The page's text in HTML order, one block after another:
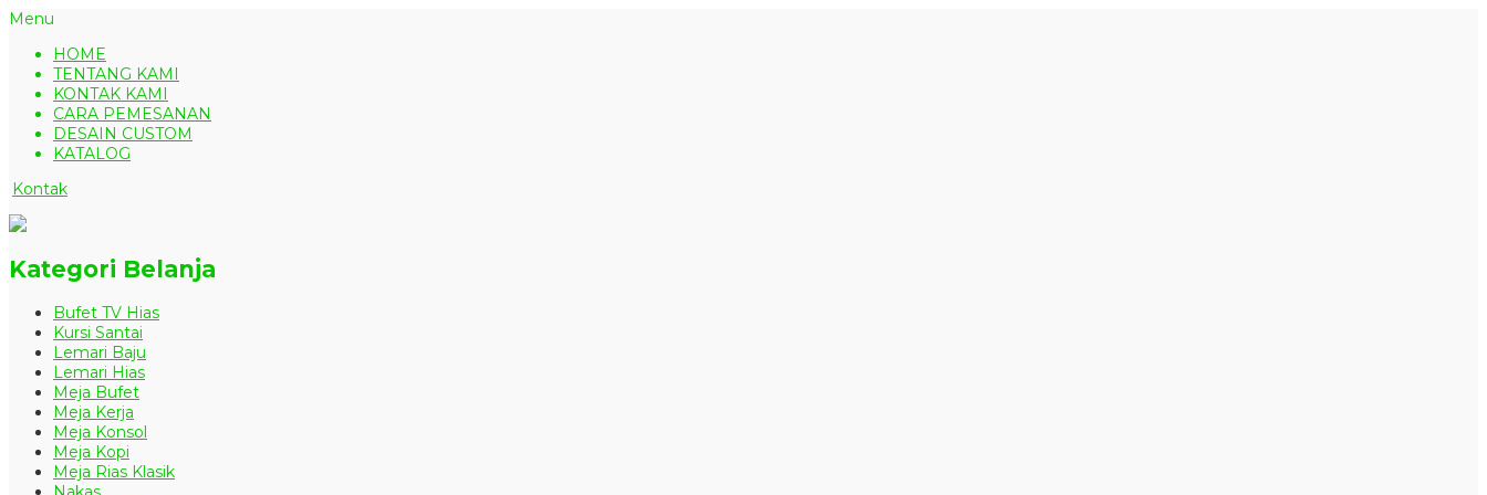
Menu
HOME
TENTANG KAMI
KONTAK KAMI
CARA PEMESANAN
DESAIN CUSTOM
KATALOG
Kontak
Kategori Belanja
Bufet TV Hias
Kursi Santai
Lemari Baju
Lemari Hias
Meja Bufet
Meja Kerja
Meja Konsol
Meja Kopi
Meja Rias Klasik